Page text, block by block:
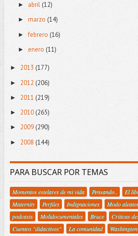
► abril(12)
► marzo (14)
►febrero (16)
► enero (11)
► 2013 (177)
► 2012 (206)
► 2011 (219)
► 2010 (265)
► 2009 (290)
► 2008 (144)
PARA BUSCAR POR TEMAS
Momentos estelares de mi vida Pensando.. El
Maternity
Perfiles Indignaciones Modo
podcasts
Molidocumentales Bruce Criticas
Cuentos "didactivos"
La comunidad